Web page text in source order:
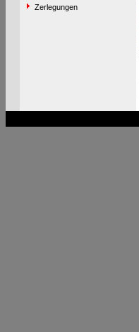
Zerlegungen